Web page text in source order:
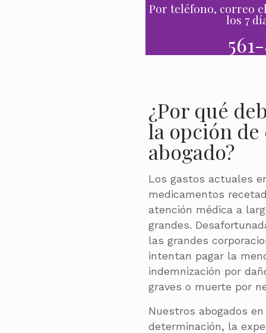
Por teléfono, correo
los 7
¿Por qué
la opción
abogado?
Los gastos actuales
medicamentos
atención médica a
grandes.
las grandes
intentan pagar la
indemnización por
graves o muerte por
Nuestros abogados
determinación, la